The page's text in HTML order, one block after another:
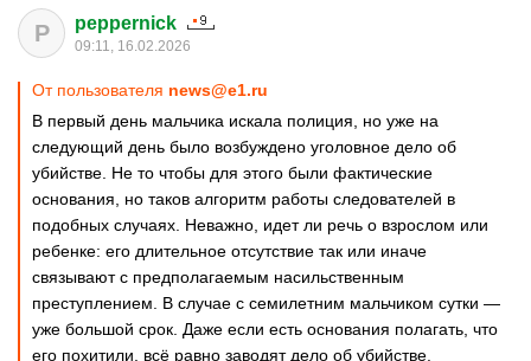
P peppernick
09:11, 16.02.2026
От пользователя news@e1.ru
В первый день мальчика искала полиция, но уже на
следующий день было возбуждено уголовное дело об
убийстве. Не то чтобы для этого были фактические
основания, но таков алгоритм работы следователей в
подобных случаях. Неважно, идет ли речь о взрослом или
ребенке: его длительное отсутствие так или иначе
связывают с предполагаемым насильственным
преступлением. В случае с семилетним мальчиком сутки —
уже большой срок. Даже если есть основания полагать, что
его похитили, всё равно заводят дело об убийстве.